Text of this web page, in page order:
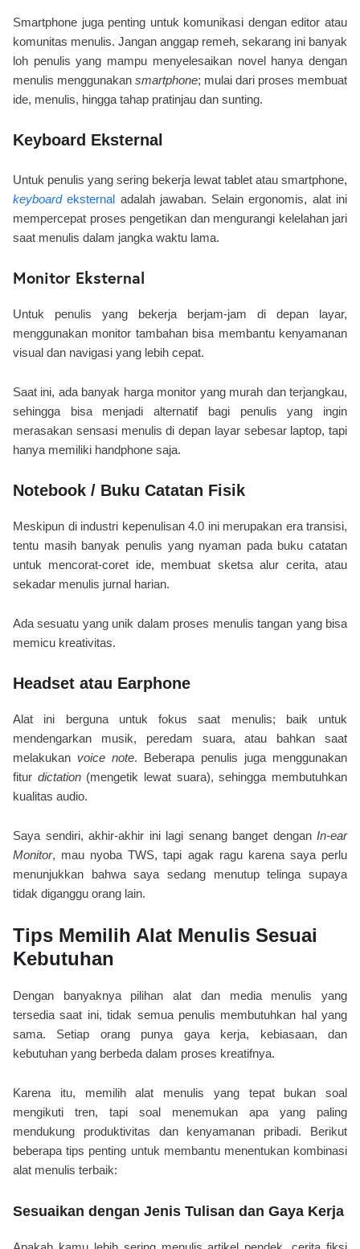
Smartphone juga penting untuk komunikasi dengan editor atau
komunitas menulis. Jangan anggap remeh, sekarang ini banyak
loh penulis yang mampu menyelesaikan novel hanya dengan
menulis menggunakan smartphone; mulai dari proses membuat
ide, menulis, hingga tahap pratinjau dan sunting.
Keyboard Eksternal
Untuk penulis yang sering bekerja lewat tablet atau smartphone,
keyboardeksternal adalah jawaban. Selain ergonomis, alat ini
mempercepat proses pengetikan dan mengurangi kelelahan jari
saat menulis dalam jangka waktu lama.
Monitor Eksternal
Untuk penulis yang bekerja berjam-jam di depan layar,
menggunakan monitor tambahan bisa membantu kenyamanan
visual dan navigasi yang lebih cepat.
Saat ini, ada banyak harga monitor yang murah dan terjangkau,
sehingga bisa menjadi alternatif bagi penulis yang ingin
merasakan sensasi menulis di depan layar sebesar laptop, tapi
hanya memiliki handphone saja.
Notebook / Buku Catatan Fisik
Meskipun di industri kepenulisan 4.0 ini merupakan era transisi,
tentu masih banyak penulis yang nyaman pada buku catatan
untuk mencorat-coret ide, membuat sketsa alur cerita, atau
sekadar menulis jurnal harian.
Ada sesuatu yang unik dalam proses menulis tangan yang bisa
memicu kreativitas.
Headset atau Earphone
Alat ini berguna untuk fokus saat menulis; baik untuk
mendengarkan musik, peredam suara, atau bahkan saat
melakukan voice note. Beberapa penulis juga menggunakan
fitur dictation(mengetik lewat suara), sehingga membutuhkan
kualitas audio.
Saya sendiri, akhir-akhir ini lagi senang banget denganIn-ear
Monitor, mau nyoba TWS, tapi agak ragu karena saya perlu
menunjukkan bahwa saya sedang menutup telinga supaya
tidak diganggu orang lain.
Tips Memilih Alat Menulis Sesuai
Kebutuhan
Dengan banyaknya pilihan alat dan media menulis yang
tersedia saat ini, tidak semua penulis membutuhkan hal yang
sama. Setiap orang punya gaya kerja, kebiasaan, dan
kebutuhan yang berbeda dalam proses kreatifnya.
Karena itu, memilih alat menulis yang tepat bukan soal
mengikuti tren, tapi soal menemukan apa yang paling
mendukung produktivitas dan kenyamanan pribadi. Berikut
beberapa tips penting untuk membantu menentukan kombinasi
alat menulis terbaik:
Sesuaikan dengan Jenis Tulisan dan Gaya Kerja